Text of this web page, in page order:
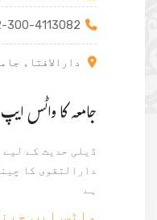
300-4113082
دارالافتاء
جامعہ کا واٹس
ڈیلی حدیث کے لیے
دارالتقوی کا
ہے
واٹس ایپ